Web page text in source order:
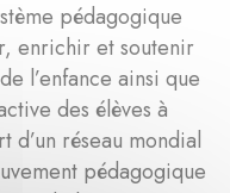
pédagogique
enrichir et soutenir
l’enfance ainsi que
des élèves à
réseau mondial
pédagogique